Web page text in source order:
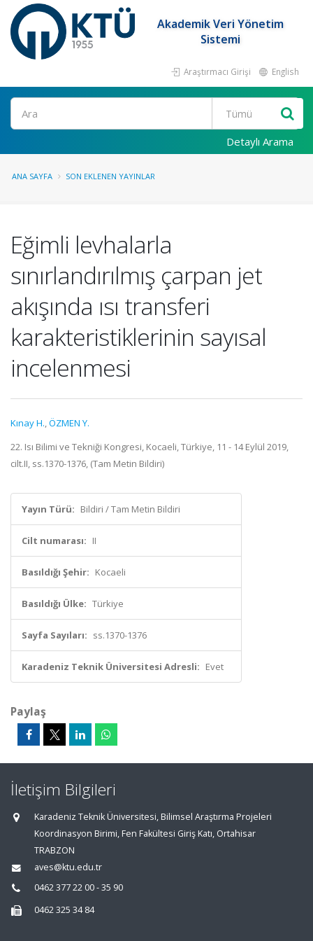
Akademik Veri Yönetim
Sistemi
Araştırmacı Girişi English
Ara
Detaylı Arama
ANA SAYFA SON EKLENEN YAYINLAR
Eğimli levhalarla
sınırlandırılmış çarpan jet
akışında ısı transferi
karakteristiklerinin sayısal
incelenmesi
Kınay H.,ÖZMEN Y.
22. Isı Bilimi ve Tekniği Kongresi, Kocaeli, Türkiye, 11 - 14 Eylül 2019,
cilt.II, ss.1370-1376, (Tam Metin Bildiri)
Yayın Türü: Bildiri / Tam Metin Bildiri
Cilt numarası: II
Basıldığı Şehir: Kocaeli
Basıldığı Ülke: Türkiye
Sayfa Sayıları: ss.1370-1376
Karadeniz Teknik Üniversitesi Adresli: Evet
Paylaş
İletişim Bilgileri
Karadeniz Teknik Üniversitesi, Bilimsel Araştırma Projeleri
Koordinasyon Birimi, Fen Fakültesi Giriş Katı, Ortahisar
TRABZON
aves@ktu.edu.tr
0462 377 22 00 - 35 90
0462 325 34 84